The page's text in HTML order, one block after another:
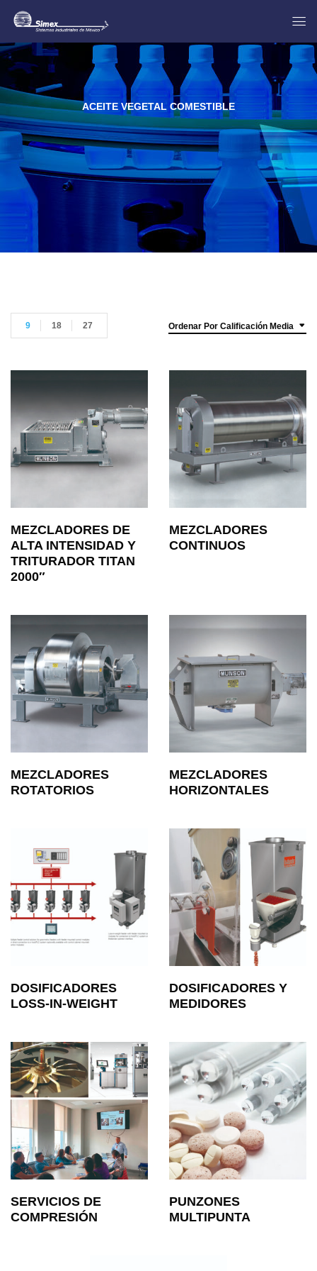
ACEITE VEGETAL COMESTIBLE
Ordenar Por Calificación Media
9 18 27
MEZCLADORES DE
ALTA INTENSIDAD Y
TRITURADOR TITAN
2000″
MEZCLADORES
CONTINUOS
MEZCLADORES
ROTATORIOS
MEZCLADORES
HORIZONTALES
DOSIFICADORES
LOSS-IN-WEIGHT
DOSIFICADORES Y
MEDIDORES
SERVICIOS DE
COMPRESIÓN
PUNZONES
MULTIPUNTA